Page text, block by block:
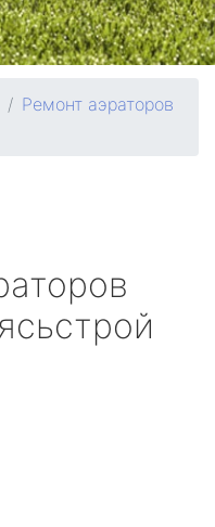
Ремонт аэраторов